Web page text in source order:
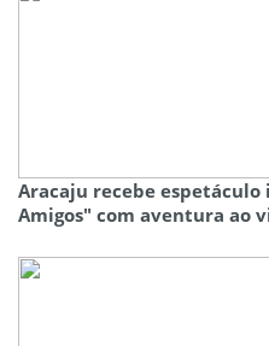
Aracaju recebe
Amigos" com aventura ao